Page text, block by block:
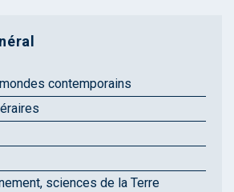
contemporains
sciences de la Terre